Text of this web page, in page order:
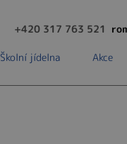
+420 317 763 521
Školní jídelna Akce